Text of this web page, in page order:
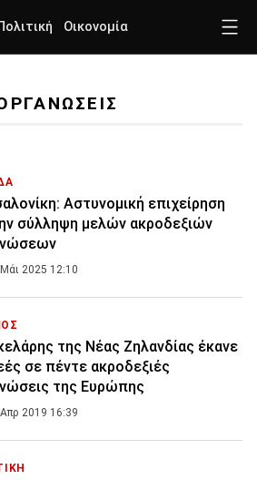
Οικονομία
Αστυνομική επιχείρηση
σύλληψη μελών ακροδεξιών
2025 12:10
της Νέας Ζηλανδίας έκανε
σε πέντε ακροδεξιές
της Ευρώπης
2019 16:39